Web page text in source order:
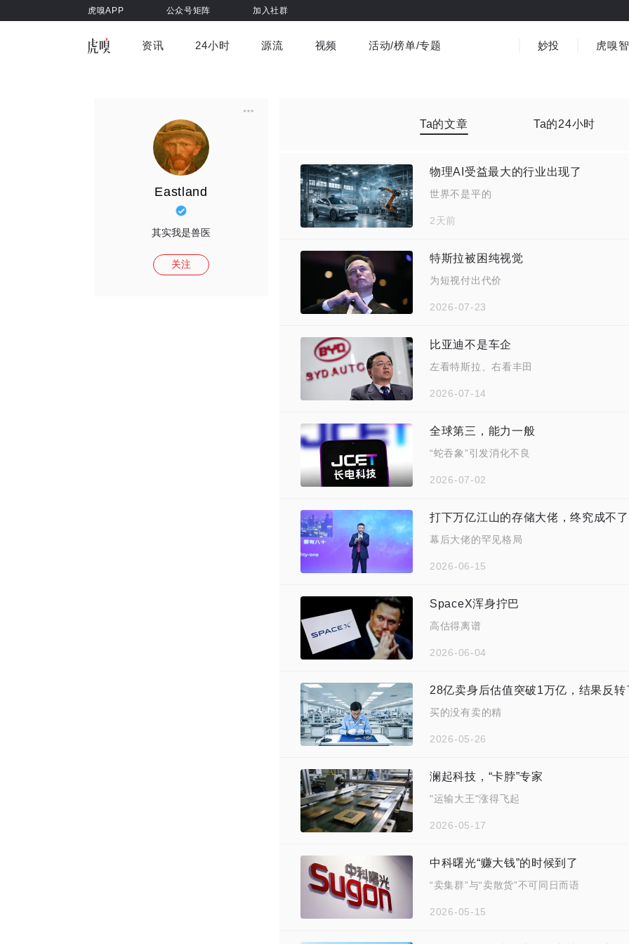
虎嗅APP 公众号矩阵 加入社群
资讯 24小时 源流 视频 活动/榜单/专题 妙投 虎嗅
Eastland
其实我是兽医
关注
Ta的文章 Ta的24小时
物理AI受益最大的行业出现了
世界不是平的
2天前
特斯拉被困纯视觉
为短视付出代价
2026-07-23
比亚迪不是车企
左看特斯拉、右看丰田
2026-07-14
全球第三，能力一般
“蛇吞象”引发消化不良
2026-07-02
打下万亿江山的存储大佬，终究成不
幕后大佬的罕见格局
2026-06-15
SpaceX浑身拧巴
高估得离谱
2026-06-04
28亿卖身后估值突破1万亿，结果反转
买的没有卖的精
2026-05-26
澜起科技，“卡脖”专家
"运输大王"涨得飞起
2026-05-17
中科曙光“赚大钱”的时候到了
“卖集群”与“卖散货”不可同日而语
2026-05-15